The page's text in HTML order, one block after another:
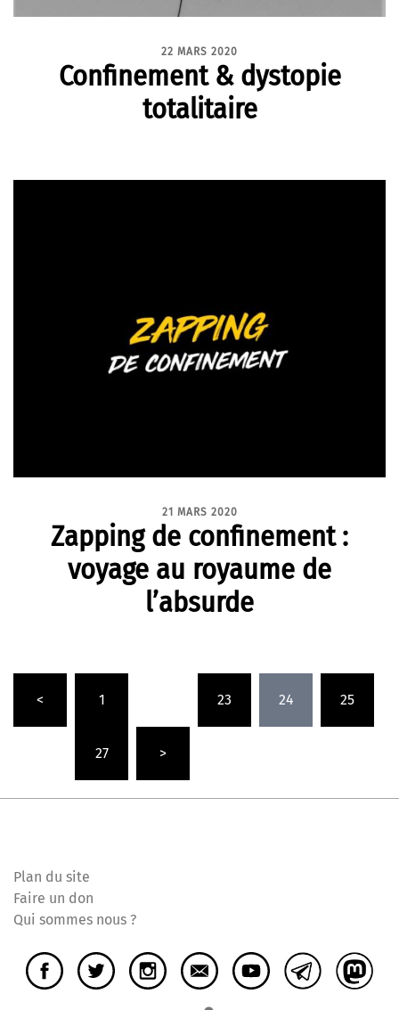
22 MARS 2020
Confinement & dystopie
totalitaire
21 MARS 2020
Zapping de confinement :
voyage au royaume de
l’absurde
des
publications
< 1 23 24 25
27 >
Plan du site
Faire un don
Qui sommes nous ?